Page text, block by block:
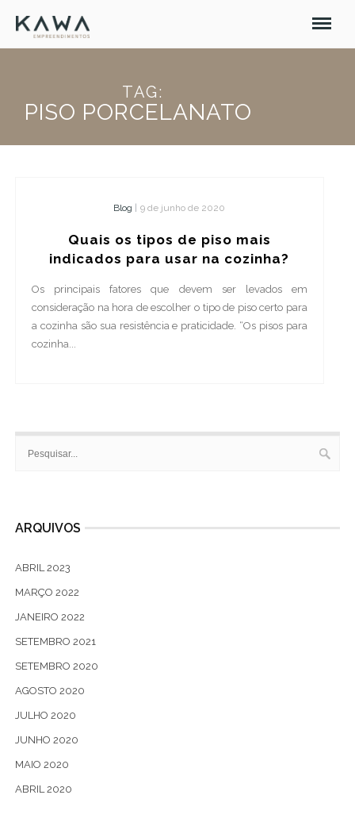
TAG:
PISO PORCELANATO
Blog 9 de junho de 2020
Quais os tipos de piso mais
indicados para usar na cozinha?
Os principais fatores que devem ser levados em
consideração na hora de escolher o tipo de piso certo para
a cozinha são sua resistência e praticidade. “Os pisos para
cozinha...
ARQUIVOS
ABRIL 2023
MARÇO 2022
JANEIRO 2022
SETEMBRO 2021
SETEMBRO 2020
AGOSTO 2020
JULHO 2020
JUNHO 2020
MAIO 2020
ABRIL 2020